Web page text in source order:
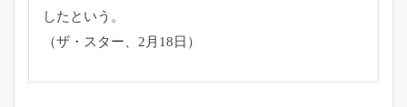
したという。
（ザ・スター、2月18日）